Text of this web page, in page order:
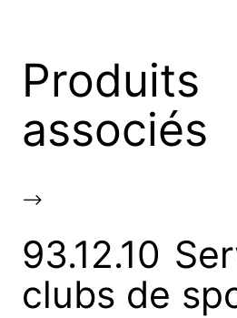
Produits
associés
-->
93.12.10
clubs de